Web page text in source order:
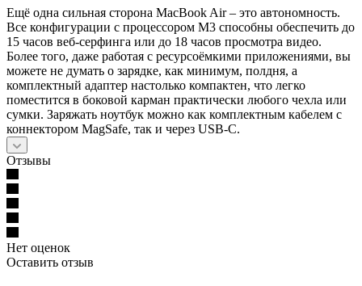
Ещё одна сильная сторона MacBook Air – это автономность.
Все конфигурации с процессором M3 способны обеспечить до
15 часов веб-серфинга или до 18 часов просмотра видео.
Более того, даже работая с ресурсоёмкими приложениями, вы
можете не думать о зарядке, как минимум, полдня, а
комплектный адаптер настолько компактен, что легко
поместится в боковой карман практически любого чехла или
сумки. Заряжать ноутбук можно как комплектным кабелем с
коннектором MagSafe, так и через USB-C.
Отзывы
Нет оценок
Оставить отзыв